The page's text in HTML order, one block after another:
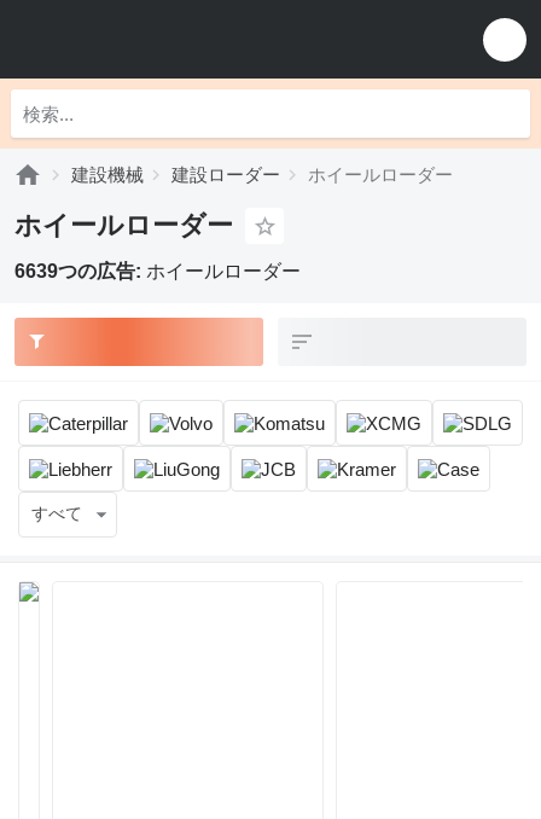
建設機械 建設ローダー ホイールローダー
ホイールローダー
6639つの広告: ホイールローダー
すべて